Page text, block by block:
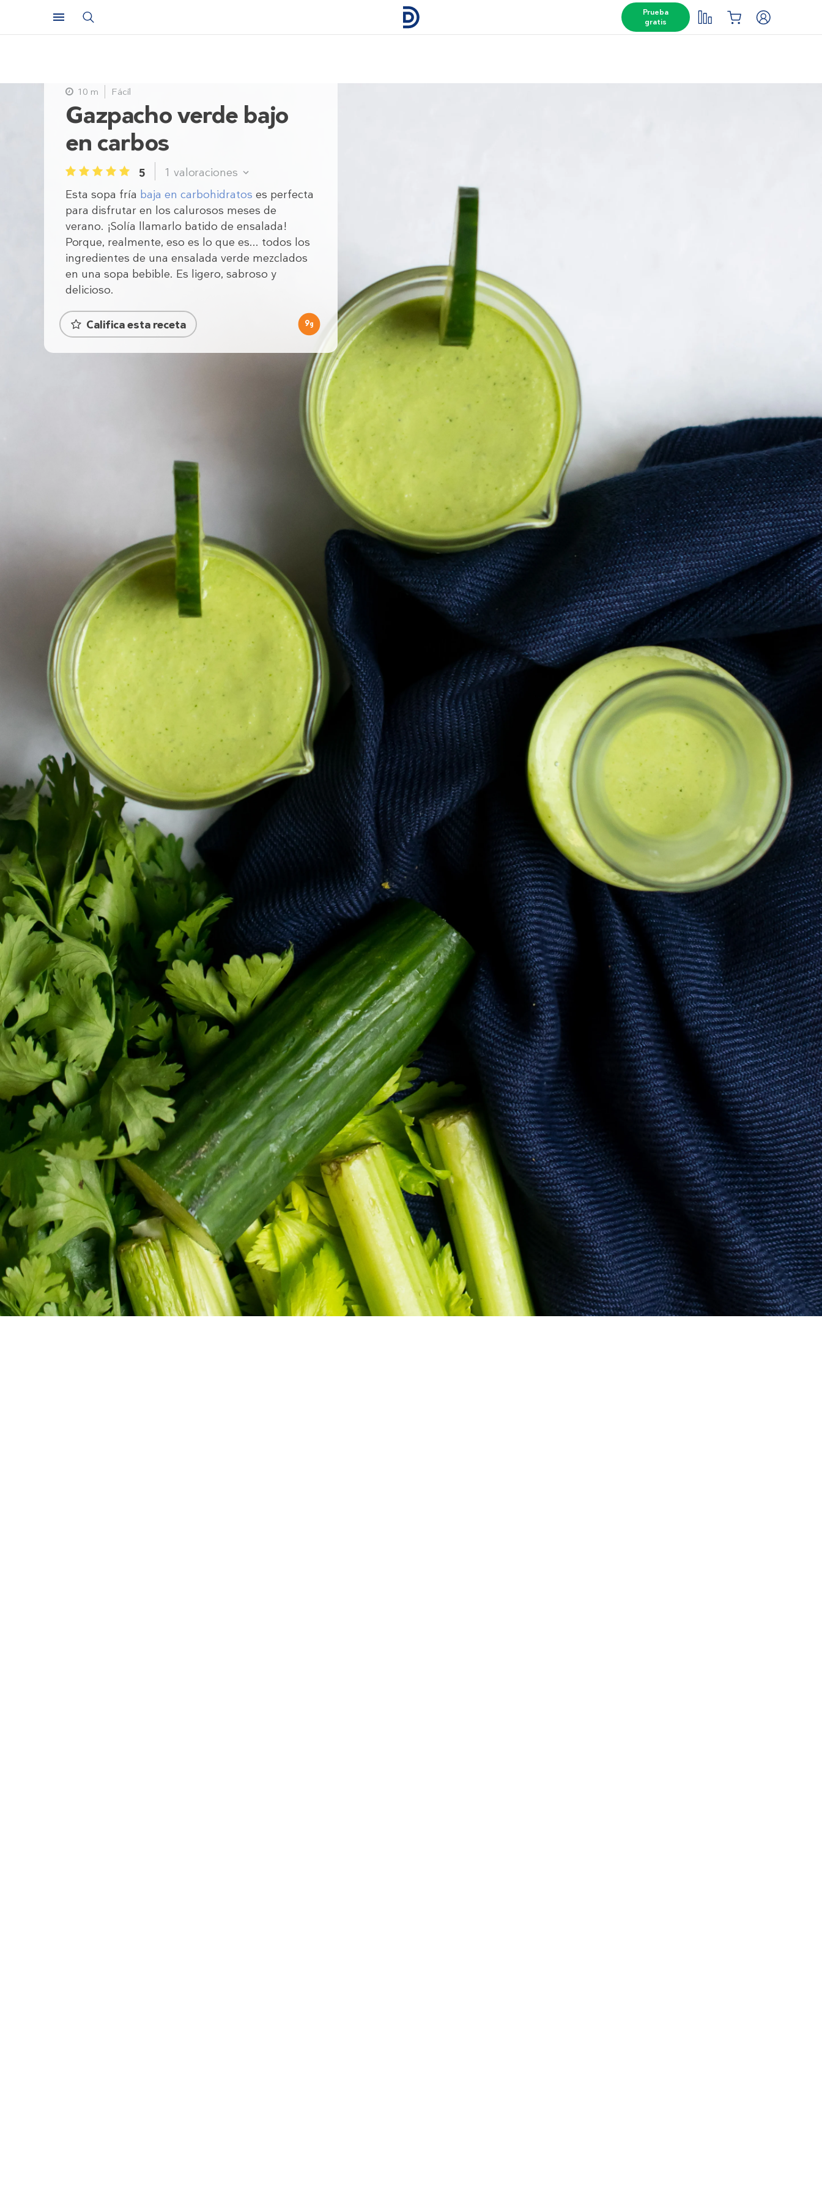
Prueba
gratis
Gazpacho verde bajo
en carbos
1 2 3 4 5 5 1 valoraciones
Esta sopa fría baja en carbohidratos es perfecta
para disfrutar en los calurosos meses de
verano. ¡Solía ​​llamarlo batido de ensalada!
Porque, realmente, eso es lo que es... todos los
ingredientes de una ensalada verde mezclados
en una sopa bebible. Es ligero, sabroso y
delicioso.
10 m Fácil
Califica esta receta 9g